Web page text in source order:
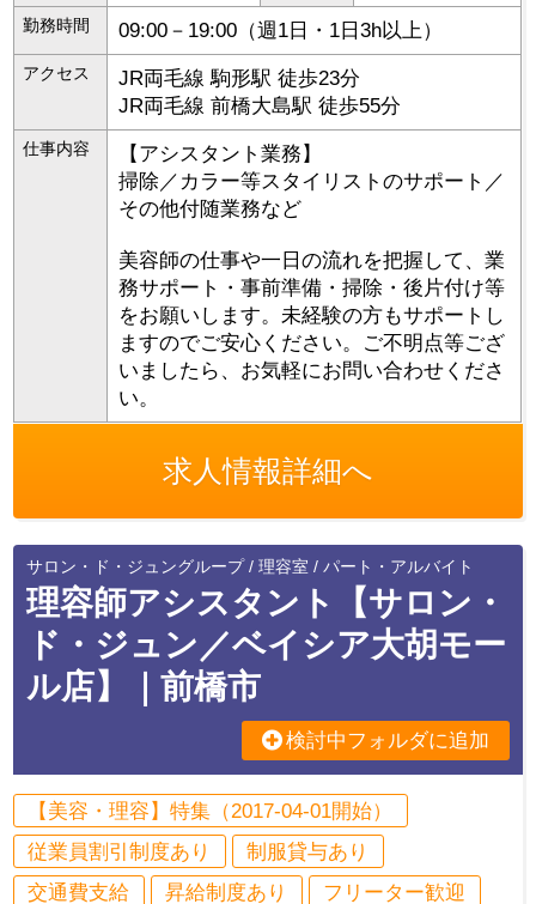
勤務時間 09:00－19:00（週1日・1日3h以上）
アクセス
JR両毛線 駒形駅 徒歩23分
JR両毛線 前橋大島駅 徒歩55分
仕事内容
【アシスタント業務】
掃除／カラー等スタイリストのサポート／
その他付随業務など
美容師の仕事や一日の流れを把握して、業
務サポート・事前準備・掃除・後片付け等
をお願いします。未経験の方もサポートし
ますのでご安心ください。ご不明点等ござ
いましたら、お気軽にお問い合わせくださ
い。
求人情報詳細へ
サロン・ド・ジュングループ / 理容室 / パート・アルバイト
理容師アシスタント【サロン・
ド・ジュン／ベイシア大胡モー
ル店】｜前橋市
検討中フォルダに追加
【美容・理容】特集（2017-04-01開始）
従業員割引制度あり
制服貸与あり
交通費支給
昇給制度あり フリーター歓迎